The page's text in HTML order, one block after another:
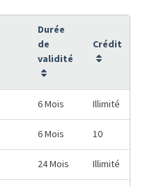
Durée
de
validité
Crédit
6 Mois Illimité
6 Mois 10
24 Mois Illimité